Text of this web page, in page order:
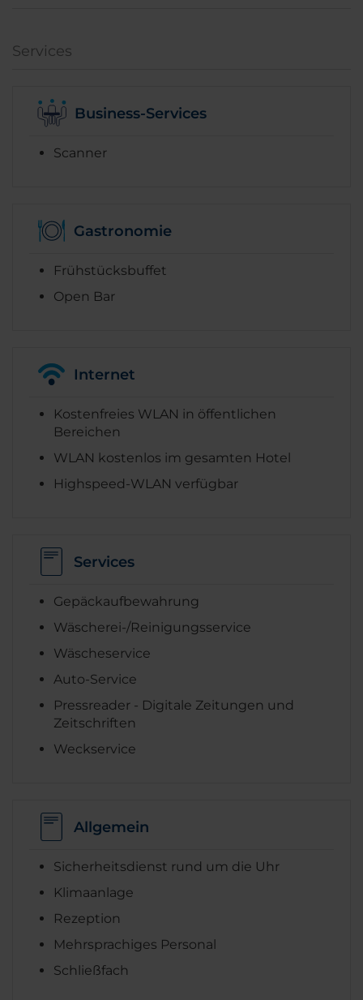
Services
Business-Services
Scanner
Gastronomie
Frühstücksbuffet
Open Bar
Internet
Kostenfreies WLAN in öffentlichen
Bereichen
WLAN kostenlos im gesamten Hotel
Highspeed-WLAN verfügbar
Services
Gepäckaufbewahrung
Wäscherei-/Reinigungsservice
Wäscheservice
Auto-Service
Pressreader - Digitale Zeitungen und
Zeitschriften
Weckservice
Allgemein
Sicherheitsdienst rund um die Uhr
Klimaanlage
Rezeption
Mehrsprachiges Personal
Schließfach